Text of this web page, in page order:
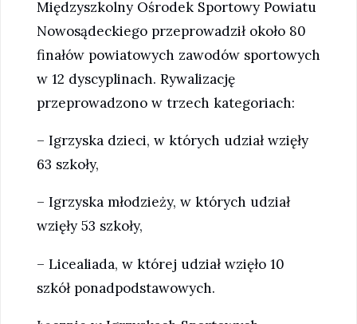
Międzyszkolny Ośrodek Sportowy Powiatu
Nowosądeckiego przeprowadził około 80
finałów powiatowych zawodów sportowych
w 12 dyscyplinach. Rywalizację
przeprowadzono w trzech kategoriach:
– Igrzyska dzieci, w których udział wzięły
63 szkoły,
– Igrzyska młodzieży, w których udział
wzięły 53 szkoły,
– Licealiada, w której udział wzięło 10
szkół ponadpodstawowych.